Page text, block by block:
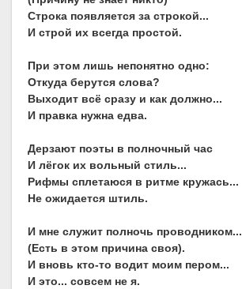
Строка появляется за строкой...
И строй их всегда простой.
При этом лишь непонятно одно:
Откуда берутся слова?
Выходит всё сразу и как должно...
И правка нужна едва.
Дерзают поэты в полночный час
И лёгок их вольный стиль...
Рифмы сплетаюся в ритме кружась...
Не ожидается штиль.
И мне служит полночь проводником...
(Есть в этом причина своя).
И вновь кто-то водит моим пером...
И это... совсем не я.